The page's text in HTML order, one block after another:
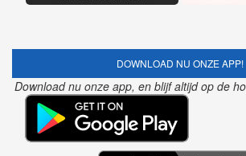
DOWNLOAD NU ONZE APP!
Download nu onze app, en blijf altijd op de